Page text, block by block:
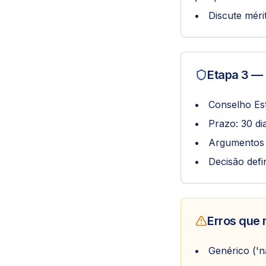
Discute
Etapa 3 —
Conselho
Prazo: 30
Decisão
Erros que
Genérico